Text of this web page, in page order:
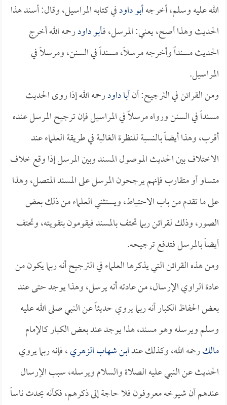
الله عليه وسلم، أخرجهأبو داودفي كتابه المراسيل، وقال: أسند هذا
الحديث وهذا أصح، يعني: المرسل، فـأبو داودرحمه الله أخرج
الحديث مسنداً وأخرجه مرسلاً، مسنداً في السنن، ومرسلاً في
المراسيل.
ومن القرائن في الترجيح: أنأبا داودرحمه الله إذا روى الحديث
مسنداً في السنن ورواه مرسلاً في المراسيل فإن ترجيح المرسل عنده
أقرب، وهذا أيضاً بالنسبة للنظرة الغالبة في طريقة العلماء عند
الاختلاف بين الحديث الموصول المسند وبين المرسل إذا وقع خلاف
متساو أو متقارب فإنهم يرجحون المرسل على المسند المتصل، وهذا
على ما تقدم من باب الاحتياط، ويستثني العلماء من ذلك بعض
الصور، وذلك لقرائن ربما تحتف بالمسند فيقومون بتقويته، وتحتف
أيضاً بالمرسل فتدفع ترجيحه.
ومن هذه القرائن التي يذكرها العلماء في الترجيح أنه ربما يكون من
عادة الراوي الإرسال، من عادته أنه يرسل، وهذا يوجد حتى عند
بعض الحفاظ الكبار أنه ربما يروي حديثاً عن النبي صلى الله عليه
وسلم ويرسله وهو مسند، هذا يوجد عند بعض الكبار كالإمام
مالكرحمه الله، وكذلك عندابن شهاب الزهري، فإنه ربما يروي
الحديث عن النبي عليه الصلاة والسلام ويرسله، سبب الإرسال
عندهم أن شيوخه معروفون فلا حاجة إلى ذكرهم، فكأنه يحدث ناساً